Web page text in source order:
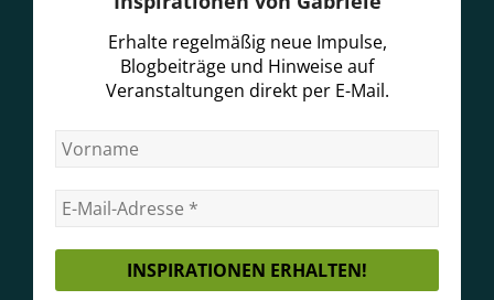
Erhalte regelmäßig neue Impulse,
Blogbeiträge und Hinweise auf
Veranstaltungen direkt per E-Mail.